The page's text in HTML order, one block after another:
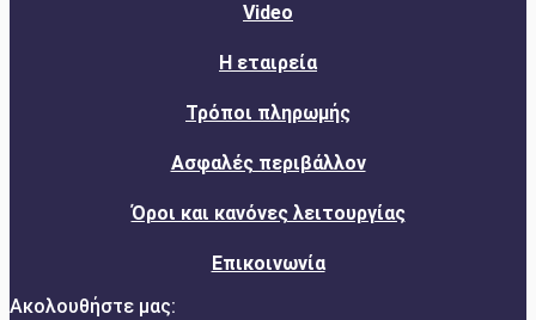
Video
Η εταιρεία
Τρόποι πληρωμής
Ασφαλές περιβάλλον
Όροι και κανόνες λειτουργίας
Επικοινωνία
Ακολουθήστε μας: